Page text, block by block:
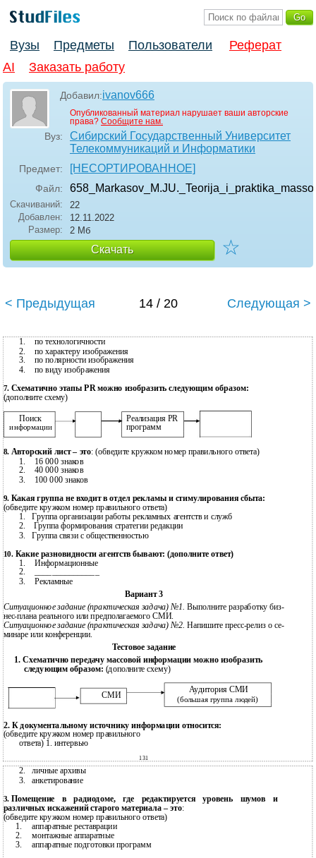
Вузы Предметы Пользователи
Реферат
AI
Заказать работу
Добавил:ivanov666
Опубликованный материал нарушает ваши авторские
права? Сообщите нам.
Вуз:
Сибирский Государственный Университет
Телекоммуникаций и Информатики
Предмет: [НЕСОРТИРОВАННОЕ]
Файл:
Скачиваний:
22
Добавлен:
12.11.2022
Размер:
2 Мб
Скачать ☆
< Предыдущая 14 / 20 Следующая >
1.
по технологичности
2.
по характеру изображения
3.
по полярности изображения
4.
по виду изображения
7. Схематично этапы PR можно изобразить следующим образом:
(дополните схему)
Поиск Реализация PR
информации программ
8. Авторский лист – это: (обведите кружком номер правильного ответа)
1.
16 000 знаков
2. 40 000 знаков
3. 100 000 знаков
9. Какая группа не входит в отдел рекламы и стимулирования сбыта:
(обведите кружком номер правильного ответа)
1. Группа организации работы рекламных агентств и служб
2. Группа формирования стратегии редакции
3. Группа связи с общественностью
10. Какие разновидности агентств бывают: (дополните ответ)
1.
Информационные
2.
3. Рекламные
Вариант 3
Ситуационное задание (практическая задача) №1.Выполните разработку биз-
нес-плана реального или предполагаемого СМИ.
Ситуационное задание (практическая задача) №2.Напишите пресс-релизо се-
минаре или конференции.
Тестовое задание
1. Схематично передачу массовой информации можно изобразить
следующим образом: (дополните схему)
Аудитория СМИ
СМИ (большая группа людей)
2. К документальному источнику информации относится:
(обведите кружком номер правильного
ответа) 1. интервью
131
2.
личные архивы
3.
анкетирование
3. Помещение в радиодоме, где редактируется уровень шумов и
различных искажений старого материала – это:
(обведите кружком номер правильного ответа)
1.
аппаратные реставрации
2.
монтажные аппаратные
3.
аппаратные подготовки программ